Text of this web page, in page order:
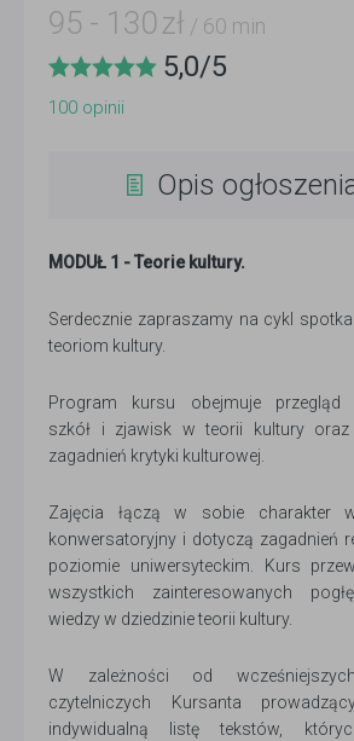
95 - 130 zł / 60 min
5,0/5
100 opinii
Opis
MODUŁ 1 -Teorie kultury.
Serdecznie zapraszamy na cykl
teoriom kultury.
Program kursu obejmuje przegląd
szkół i zjawisk w teorii kultury
zagadnień krytyki kulturowej.
Zajęcia łączą w sobie charakter
konwersatoryjny i dotyczą zagadnień
poziomie uniwersyteckim. Kurs
wszystkich zainteresowanych
wiedzy w dziedzinie teorii kultury.
W zależności od
czytelniczych Kursanta
indywidualną listę tekstów,